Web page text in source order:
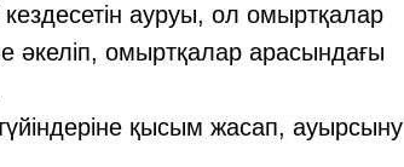
ауруы, ол омыртқалар
әкеліп, омыртқалар арасындағы
қысым жасап, ауырсыну